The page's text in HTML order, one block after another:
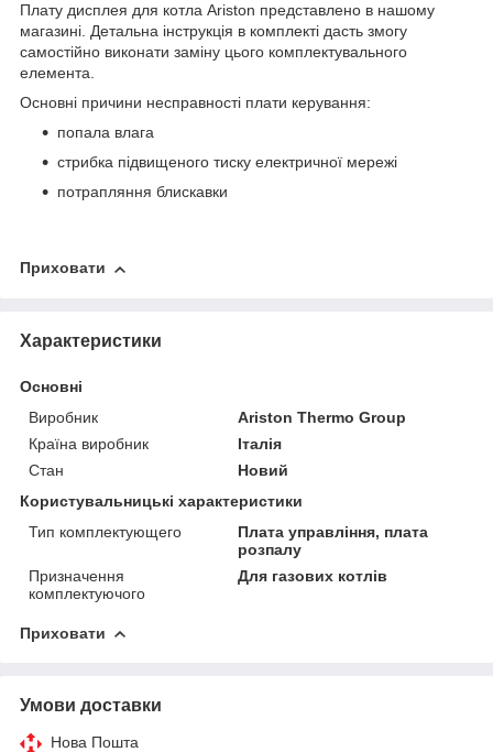
Плату дисплея для котла Ariston представлено в нашому
магазині. Детальна інструкція в комплекті дасть змогу
самостійно виконати заміну цього комплектувального
елемента.
Основні причини несправності плати керування:
попала влага
стрибка підвищеного тиску електричної мережі
потрапляння блискавки
Приховати
Характеристики
Основні
Виробник
Ariston Thermo Group
Країна виробник
Італія
Стан
Новий
Користувальницькі характеристики
Тип комплектующего
Плата управління, плата
розпалу
Призначення
комплектуючого
Для газових котлів
Приховати
Умови доставки
Нова Пошта